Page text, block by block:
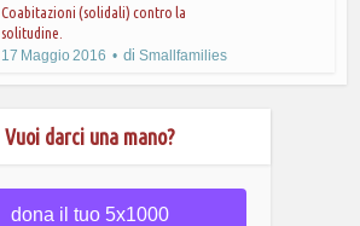
Coabitazioni (solidali) contro la
solitudine.
17 Maggio 2016
diSmallfamilies
Vuoi darci una mano?
dona il tuo 5x1000